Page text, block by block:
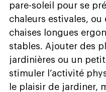
pare-soleil pour se
chaleurs estivales,
chaises longues
stables. Ajouter des
jardinières ou un
stimuler l’activité
le plaisir de jardiner,